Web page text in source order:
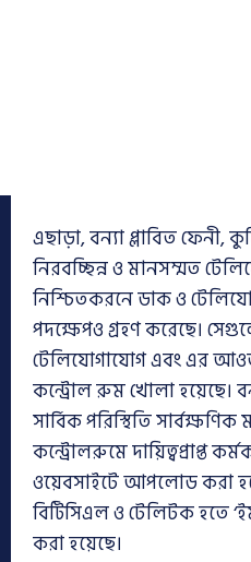
এছাড়া, বন্যা প্লাবিত ফেনী,
নিরবচ্ছিন্ন ও মানসম্মত
নিশ্চিতকরনে ডাক ও
পদক্ষেপও গ্রহণ করেছে।
টেলিযোগাযোগ এবং এর
কন্ট্রোল রুম খোলা হয়েছে।
সার্বিক পরিস্থিতি
কন্ট্রোলরুমে দায়িত্বপ্রাপ্ত
ওয়েবসাইটে আপলোড করা
বিটিসিএল ‌ও টেলিটক হতে
করা হয়েছে।